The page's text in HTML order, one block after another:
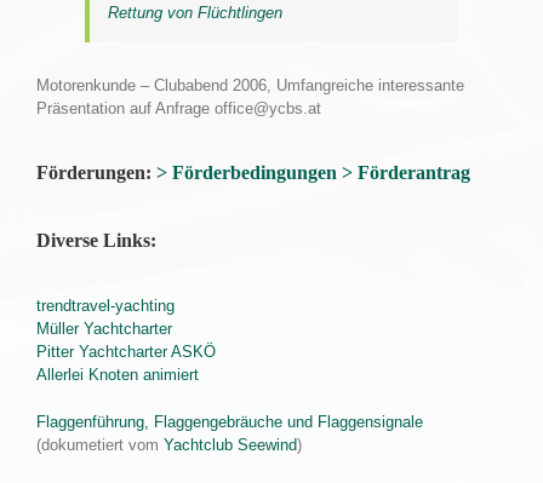
Rettung von Flüchtlingen
Motorenkunde – Clubabend 2006, Umfangreiche interessante
Präsentation auf Anfrage office@ycbs.at
Förderungen: ˃ Förderbedingungen ˃ Förderantrag
Diverse Links:
trendtravel-yachting
Müller Yachtcharter
Pitter Yachtcharter ASKÖ
Allerlei Knoten animiert
Flaggenführung, Flaggengebräuche und Flaggensignale
(dokumetiert vom Yachtclub Seewind)